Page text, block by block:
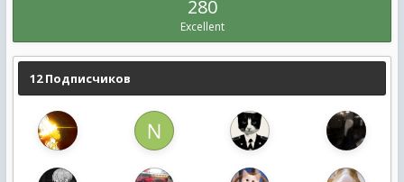
280
Excellent
12 Подписчиков